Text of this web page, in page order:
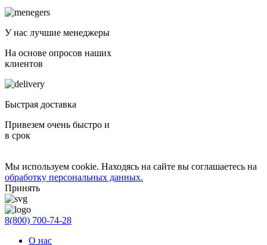
У нас лучшие менеджеры
На основе опросов наших
клиентов
Быстрая доставка
Привезем очень быстро и
в срок
Мы используем cookie. Находясь на сайте вы соглашаетесь на
обработку персональных данных.
Принять
8(800) 700-74-28
О нас